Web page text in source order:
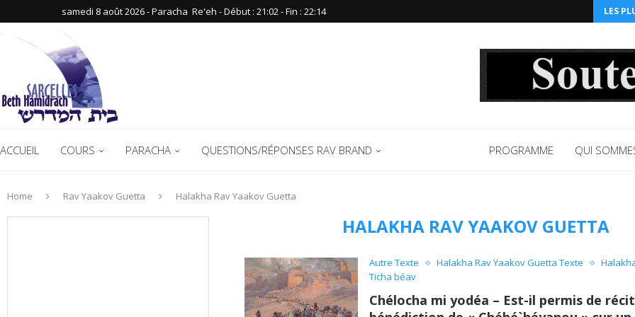
samedi 8 août 2026 - Paracha ‪ Re'eh‬ - Début : 21:02‬ - Fin : ‪22:14‬ LES
ACCUEIL COURS PARACHA QUESTIONS/RÉPONSES RAV BRAND PROGRAMME QUI
Home Rav Yaakov Guetta Halakha Rav Yaakov Guetta
HALAKHA RAV YAAKOV GUETTA
Autre Texte Halakha Rav Yaakov Guetta Texte
Ticha béav
Chélocha mi yodéa – Est-il permis de